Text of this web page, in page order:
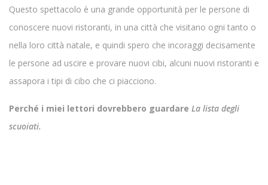
Questo spettacolo è una grande opportunità per le persone di
conoscere nuovi ristoranti, in una città che visitano ogni tanto o
nella loro città natale, e quindi spero che incoraggi decisamente
le persone ad uscire e provare nuovi cibi, alcuni nuovi ristoranti e
assapora i tipi di cibo che ci piacciono.
Perché i miei lettori dovrebbero guardare La lista degli
scuoiati.